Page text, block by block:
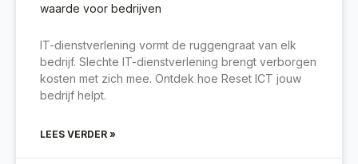
waarde voor bedrijven
IT-dienstverlening vormt de ruggengraat van elk
bedrijf. Slechte IT-dienstverlening brengt verborgen
kosten met zich mee. Ontdek hoe Reset ICT jouw
bedrijf helpt.
LEES VERDER »